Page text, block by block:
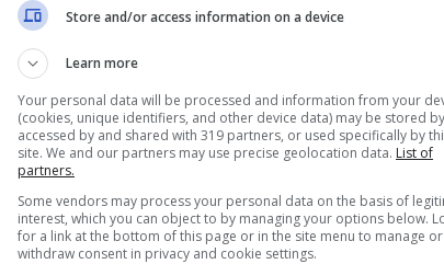
prima di prenotare – informazioneoggi.it
numerose sorprese dal punto di vista
agitazioni sindacali e scioperi , come già
Store and/or access information on a device
Learn more
Your personal data will be processed and information from your
(cookies, unique identifiers, and other device data) may be stored
accessed by and shared with 319 partners, or used specifically by
site. We and our partners may use precise geolocation data. List of
partners.
Some vendors may process your personal data on the basis of
interest, which you can object to by managing your options below.
for a link at the bottom of this page or in the site menu to manage or
withdraw consent in privacy and cookie settings.